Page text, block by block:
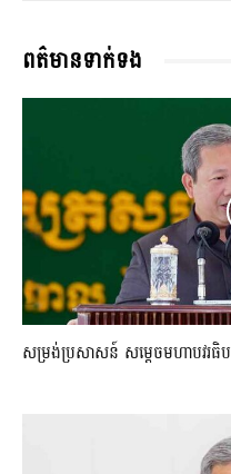
ពត៌មានទាក់ទង
សម្រង់ប្រសាសន៍ សម្ដេចមហាបវរ